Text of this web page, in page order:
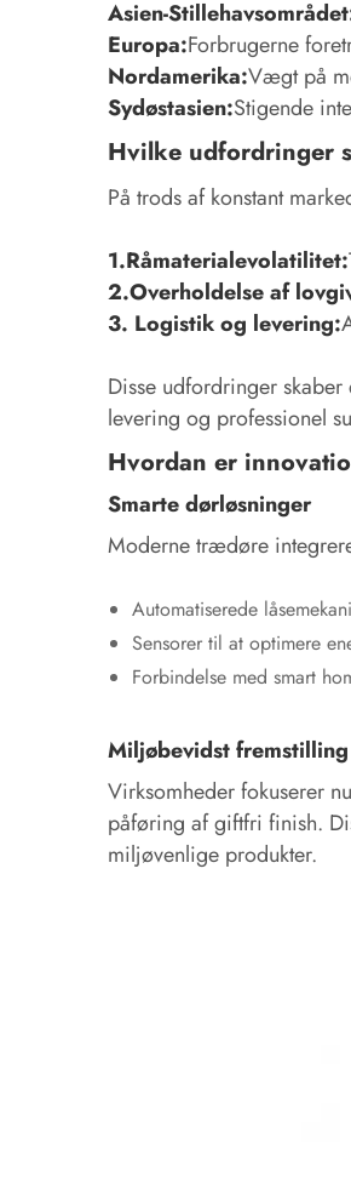
Asien-
Europa:Forbrugerne
Nordamerika:Vægt på
Sydøstasien:Stigende
Hvilke udfordringer
På trods af konstant
1.Råmaterialevolatilitet:
2.Overholdelse af
3. Logistik og levering:
Disse udfordringer
levering og professionel
Hvordan er
Smarte dørløsninger
Moderne trædøre
Automatiserede
Sensorer til at optimere
Forbindelse med smart
Miljøbevidst fremstilling
Virksomheder fokuserer
påføring af giftfri finish.
miljøvenlige produkter.